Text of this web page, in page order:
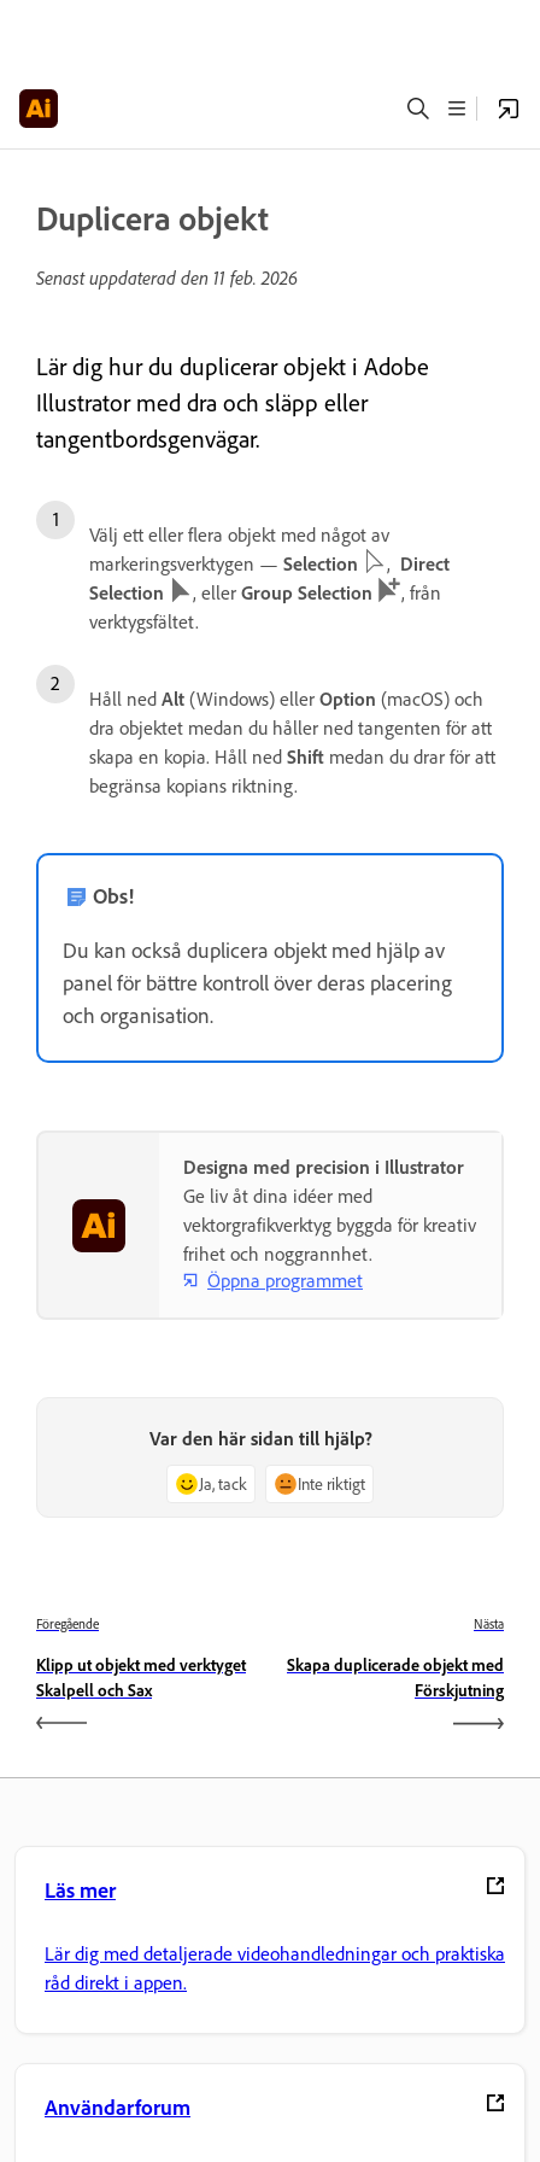
Duplicera objekt
Senast uppdaterad den 11 feb. 2026
Lär dig hur du duplicerar objekt i Adobe
Illustrator med dra och släpp eller
tangentbordsgenvägar.
Välj ett eller flera objekt med något av
markeringsverktygen — Selection , Direct
Selection
, eller Group Selection
, från
verktygsfältet.
Håll ned Alt (Windows) eller Option (macOS) och
dra objektet medan du håller ned tangenten för att
skapa en kopia. Håll ned Shift medan du drar för att
begränsa kopians riktning.
Obs!
Du kan också duplicera objekt med hjälp av
panel för bättre kontroll över deras placering
och organisation.
Designa med precision i Illustrator
Ge liv åt dina idéer med
vektorgrafikverktyg byggda för kreativ
frihet och noggrannhet.
Öppna programmet
Var den här sidan till hjälp?
Ja, tack Inte riktigt
Föregående
Klipp ut objekt med verktyget
Skalpell och Sax
Nästa
Skapa duplicerade objekt med
Förskjutning
Läs mer
Lär dig med detaljerade videohandledningar och praktiska
råd direkt i appen.
Användarforum